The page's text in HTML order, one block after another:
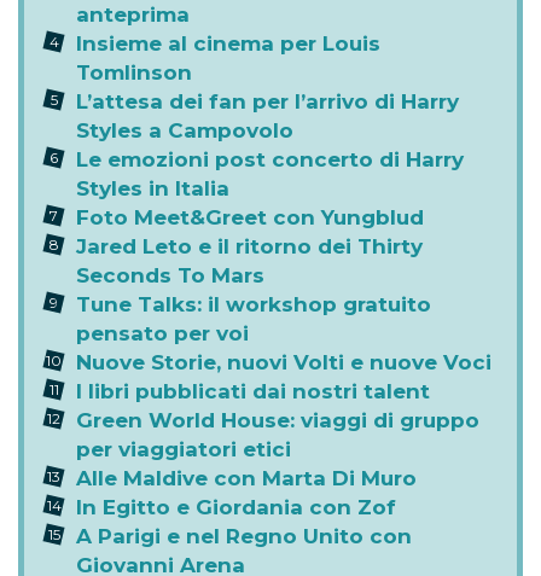
anteprima
Insieme al cinema per Louis
Tomlinson
L’attesa dei fan per l’arrivo di Harry
Styles a Campovolo
Le emozioni post concerto di Harry
Styles in Italia
Foto Meet&Greet con Yungblud
Jared Leto e il ritorno dei Thirty
Seconds To Mars
Tune Talks: il workshop gratuito
pensato per voi
Nuove Storie, nuovi Volti e nuove Voci
I libri pubblicati dai nostri talent
Green World House: viaggi di gruppo
per viaggiatori etici
Alle Maldive con Marta Di Muro
In Egitto e Giordania con Zof
A Parigi e nel Regno Unito con
Giovanni Arena